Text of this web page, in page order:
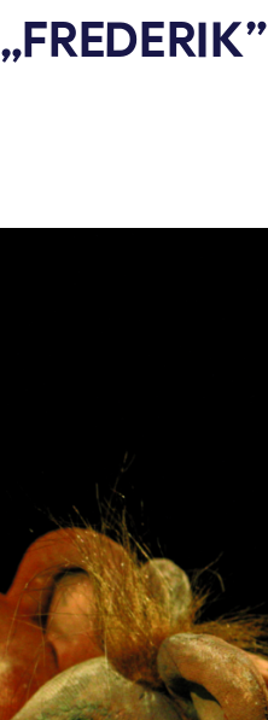
„FREDERIK”